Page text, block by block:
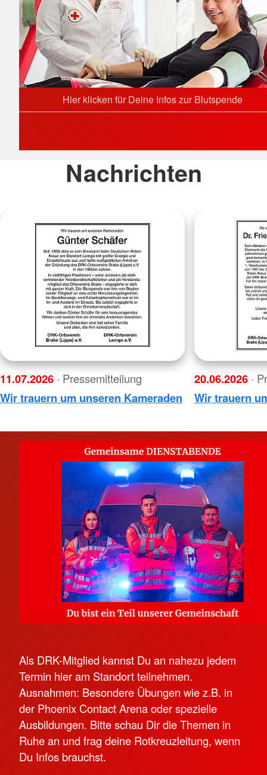
Hier klicken für Deine Infos zur Blutspende
Nachrichten
11.07.2026 · Pressemitteilung
Wir trauern um unseren Kameraden
20.06.2026 ·
Wir trauern
Als DRK-Mitglied kannst Du an nahezu jedem
Termin hier am Standort teilnehmen.
Ausnahmen: Besondere Übungen wie z.B. in
der Phoenix Contact Arena oder spezielle
Ausbildungen. Bitte schau Dir die Themen in
Ruhe an und frag deine Rotkreuzleitung, wenn
Du Infos brauchst.